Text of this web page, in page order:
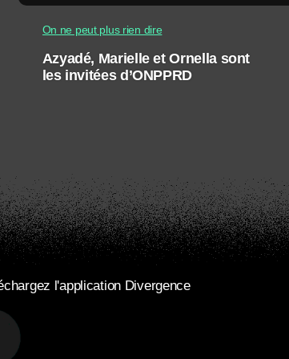
On ne peut plus rien dire
Azyadé, Marielle et Ornella sont
les invitées d’ONPPRD
l'application Divergence